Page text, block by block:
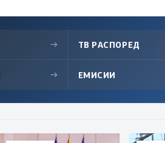
→ ТВ РАСПОРЕД
→ ЕМИСИИ